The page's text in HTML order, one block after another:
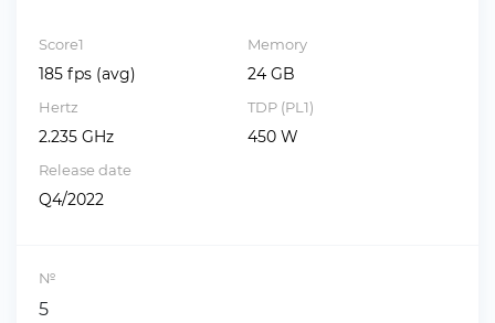
Score1
185 fps (avg)
Memory
24 GB
Hertz
2.235 GHz
TDP (PL1)
450 W
Release date
Q4/2022
№
5